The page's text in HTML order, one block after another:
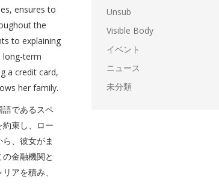
ensures to
the
to explaining
long-term
a credit card,
her family.
語であるスペ
束し、ロー
、彼女がま
金融機関と
アを積み、
Unsub
Visible Body
イベント
ニュース
未分類